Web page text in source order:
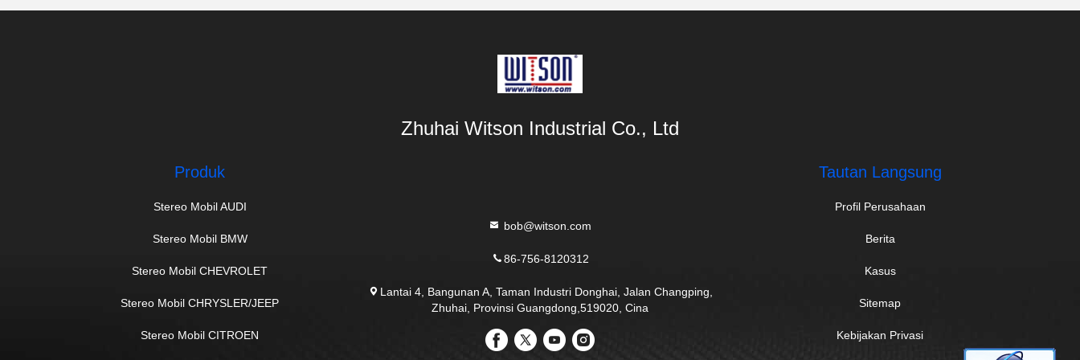
Zhuhai Witson Industrial Co., Ltd
Produk
Stereo Mobil AUDI
Stereo Mobil BMW
Stereo Mobil CHEVROLET
Stereo Mobil CHRYSLER/JEEP
Stereo Mobil CITROEN
bob@witson.com
86-756-8120312
Lantai 4, Bangunan A, Taman Industri Donghai, Jalan Changping,
Zhuhai, Provinsi Guangdong,519020, Cina
Tautan Langsung
Profil Perusahaan
Berita
Kasus
Sitemap
Kebijakan Privasi